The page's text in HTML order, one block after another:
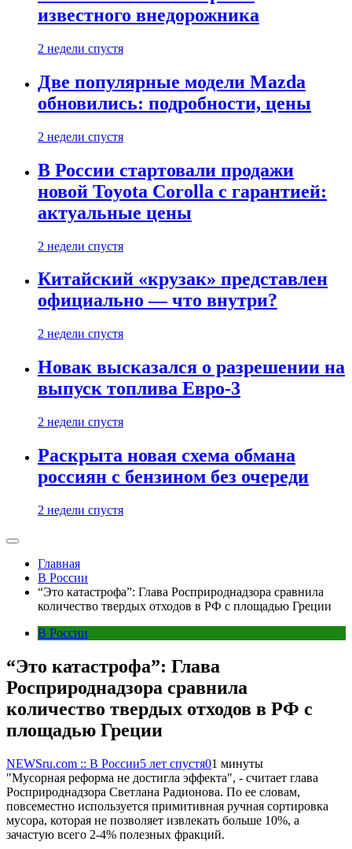
известного внедорожника
2 недели спустя
Две популярные модели Mazda
обновились: подробности, цены
2 недели спустя
В России стартовали продажи
новой Toyota Corolla с гарантией:
актуальные цены
2 недели спустя
Китайский «крузак» представлен
официально — что внутри?
2 недели спустя
Новак высказался о разрешении на
выпуск топлива Евро-3
2 недели спустя
Раскрыта новая схема обмана
россиян с бензином без очереди
2 недели спустя
Главная
В России
“Это катастрофа”: Глава Росприроднадзора сравнила
количество твердых отходов в РФ с площадью Греции
В России
“Это катастрофа”: Глава
Росприроднадзора сравнила
количество твердых отходов в РФ с
площадью Греции
NEWSru.com :: В России5 лет спустя01 минуты
"Мусорная реформа не достигла эффекта", - считает глава
Росприроднадзора Светлана Радионова. По ее словам,
повсеместно используется примитивная ручная сортировка
мусора, которая не позволяет извлекать больше 10%, а
зачастую всего 2-4% полезных фракций.